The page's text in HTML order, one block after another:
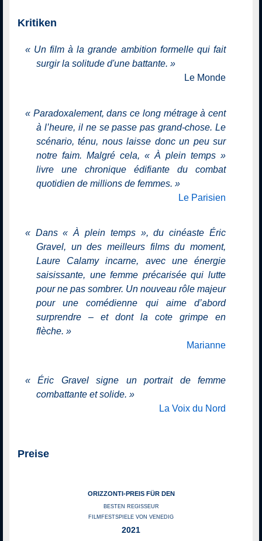
Kritiken
« Un film à la grande ambition formelle qui fait
surgir la solitude d'une battante. »
Le Monde
« Paradoxalement, dans ce long métrage à cent
à l’heure, il ne se passe pas grand-chose. Le
scénario, ténu, nous laisse donc un peu sur
notre faim. Malgré cela, « À plein temps »
livre une chronique édifiante du combat
quotidien de millions de femmes. »
Le Parisien
« Dans « À plein temps », du cinéaste Éric
Gravel, un des meilleurs films du moment,
Laure Calamy incarne, avec une énergie
saisissante, une femme précarisée qui lutte
pour ne pas sombrer. Un nouveau rôle majeur
pour une comédienne qui aime d’abord
surprendre – et dont la cote grimpe en
flèche. »
Marianne
«Éric Gravel signe un portrait de femme
combattante et solide. »
La Voix du Nord
Preise
ORIZZONTI-PREIS FÜR DEN
BESTEN REGISSEUR
FILMFESTSPIELE VON VENEDIG
2021